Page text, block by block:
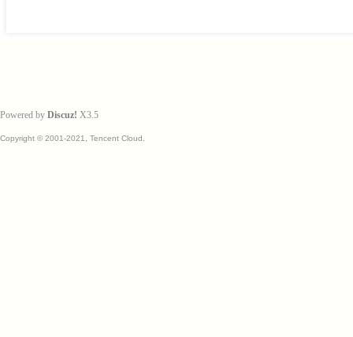
Powered by Discuz! X3.5
Copyright © 2001-2021, Tencent Cloud.